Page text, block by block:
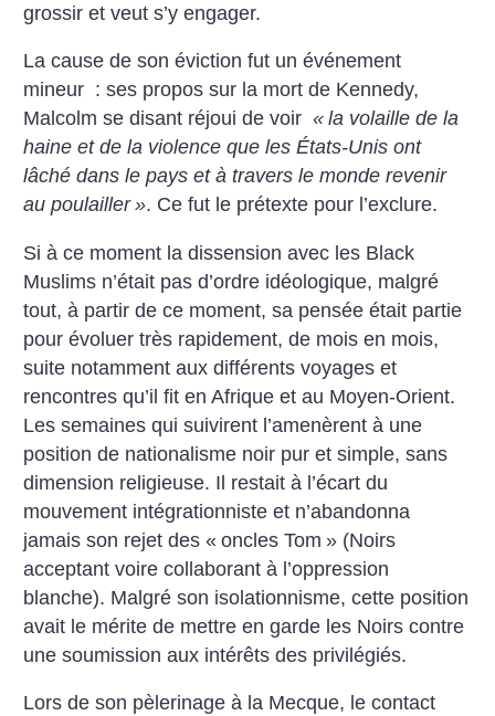
grossir et veut s’y engager.
La cause de son éviction fut un événement
mineur : ses propos sur la mort de Kennedy,
Malcolm se disant réjoui de voir« la volaille de la
haine et de la violence que les États-Unis ont
lâché dans le pays et à travers le monde revenir
au poulailler ». Ce fut le prétexte pour l’exclure.
Si à ce moment la dissension avec les Black
Muslims n’était pas d’ordre idéologique, malgré
tout, à partir de ce moment, sa pensée était partie
pour évoluer très rapidement, de mois en mois,
suite notamment aux différents voyages et
rencontres qu’il fit en Afrique et au Moyen-Orient.
Les semaines qui suivirent l’amenèrent à une
position de nationalisme noir pur et simple, sans
dimension religieuse. Il restait à l’écart du
mouvement intégrationniste et n’abandonna
jamais son rejet des « oncles Tom » (Noirs
acceptant voire collaborant à l’oppression
blanche). Malgré son isolationnisme, cette position
avait le mérite de mettre en garde les Noirs contre
une soumission aux intérêts des privilégiés.
Lors de son pèlerinage à la Mecque, le contact